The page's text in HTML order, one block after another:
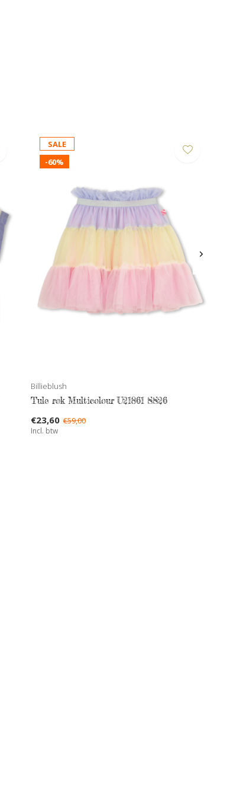
SALE
-60%
Billieblush
Tule rok Multicolour U21861 SS26
€23,60 €59,00
Incl. btw